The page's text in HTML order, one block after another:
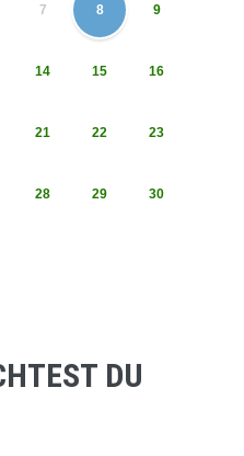
7 8 9
14 15 16
21 22 23
28 29 30
DU